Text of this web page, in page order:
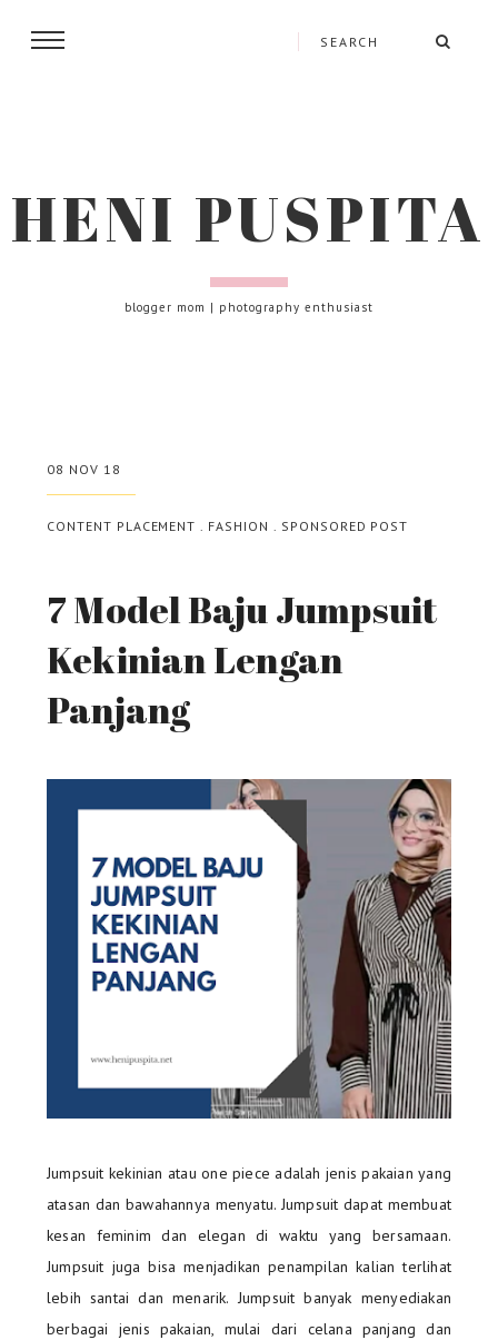
HENI PUSPITA
blogger mom | photography enthusiast
08 NOV 18
CONTENT PLACEMENT . FASHION . SPONSORED POST
7 Model Baju Jumpsuit
Kekinian Lengan
Panjang
Jumpsuit kekinian atau one piece adalah jenis pakaian yang
atasan dan bawahannya menyatu. Jumpsuit dapat membuat
kesan feminim dan elegan di waktu yang bersamaan.
Jumpsuit juga bisa menjadikan penampilan kalian terlihat
lebih santai dan menarik. Jumpsuit banyak menyediakan
berbagai jenis pakaian, mulai dari celana panjang dan